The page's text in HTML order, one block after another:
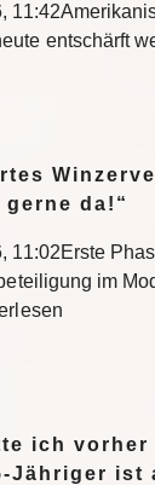
entschärft
da!“
11:02Erste
im
ich vorher
Jähriger ist